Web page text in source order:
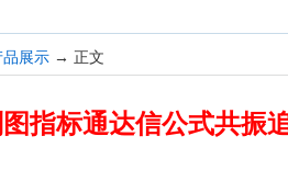
品展示 → 正文
指标通达信公式共振